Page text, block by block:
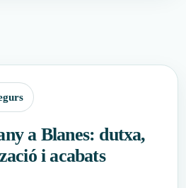
a Blanes: dutxa,
i acabats